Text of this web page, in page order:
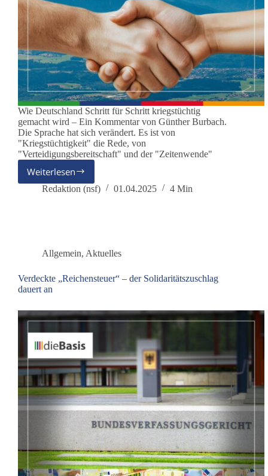
Wie Deutschland Schritt für Schritt kriegstüchtig
gemacht wird – Ein Kommentar von Günther Burbach.
Die Sprache hat sich verändert. Es ist von
"Kriegstüchtigkeit" die Rede, von
"Verteidigungsbereitschaft" und der "Zeitenwende"
WeiterlesenAufrüstung
ohne
Redaktion (nsf) 01.04.2025 4 Min
Allgemein, Aktuelles
Verdeckte „Reichensteuer“ – der Solidaritätszuschlag
dauert an